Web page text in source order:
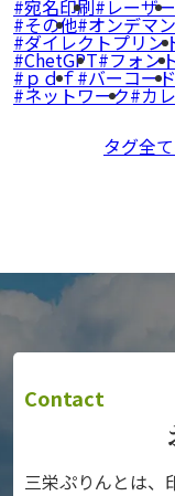
宛名印刷 レーザー
その他 オンデマ
ダイレクトプリン
ChetGPT フォン
ｐｄｆ バーコード
ネットワーク カ
タグ全
Contact
三栄ぷりんとは、